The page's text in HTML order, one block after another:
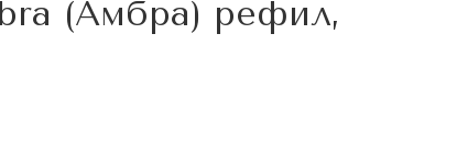
(Амбра) рефил,